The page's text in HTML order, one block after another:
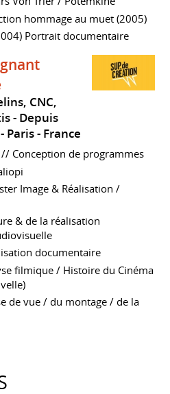
hommage au muet (2005)
Portrait documentaire
CNC,
Depuis
Paris France
Conception de programmes
Image & Réalisation /
& de la réalisation
documentaire
filmique / Histoire du Cinéma
de vue / du montage / de la